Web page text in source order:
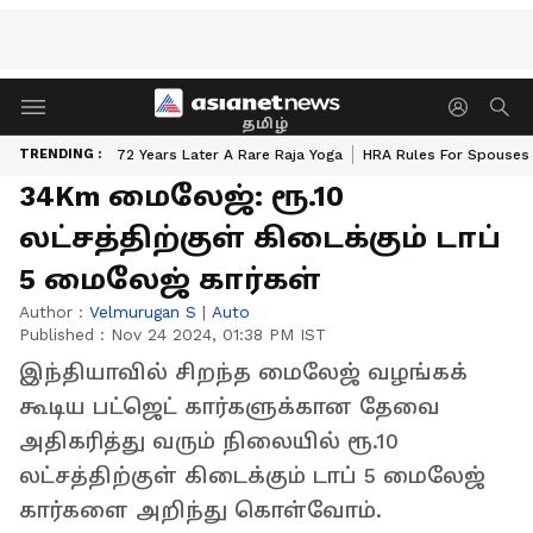
தமிழ்
TRENDING : 72 Years Later A Rare Raja Yoga HRA Rules For Spouses
34Km மைலேஜ்: ரூ.10
லட்சத்திற்குள் கிடைக்கும் டாப்
5 மைலேஜ் கார்கள்
Author : Velmurugan S | Auto
Published : Nov 24 2024, 01:38 PM IST
இந்தியாவில் சிறந்த மைலேஜ் வழங்கக்
கூடிய பட்ஜெட் கார்களுக்கான தேவை
அதிகரித்து வரும் நிலையில் ரூ.10
லட்சத்திற்குள் கிடைக்கும் டாப் 5 மைலேஜ்
கார்களை அறிந்து கொள்வோம்.